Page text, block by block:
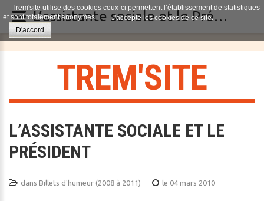
TREM'SITE
L’ASSISTANTE SOCIALE ET LE
PRÉSIDENT
dans Billets d'humeur (2008 à 2011) le 04 mars 2010
Trem'site utilise des cookies ceux-ci permettent l’établissement de statistiques
et sont totalement anonymes.
J'accepte les cookies de ce site.
D'accord
L’assistante sociale et le Président